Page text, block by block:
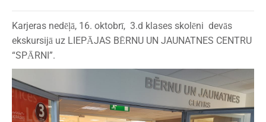
Karjeras nedēļā, 16. oktobrī, 3.d klases skolēni devās
ekskursijā uz LIEPĀJAS BĒRNU UN JAUNATNES CENTRU
“SPĀRNI”.